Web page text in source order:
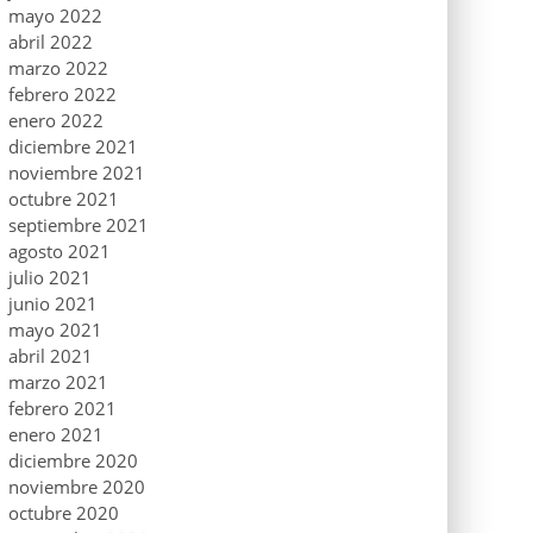
mayo 2022
abril 2022
marzo 2022
febrero 2022
enero 2022
diciembre 2021
noviembre 2021
octubre 2021
septiembre 2021
agosto 2021
julio 2021
junio 2021
mayo 2021
abril 2021
marzo 2021
febrero 2021
enero 2021
diciembre 2020
noviembre 2020
octubre 2020